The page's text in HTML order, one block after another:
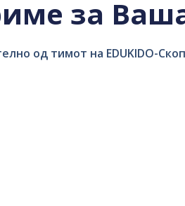
за
од тимот на EDUKIDO-